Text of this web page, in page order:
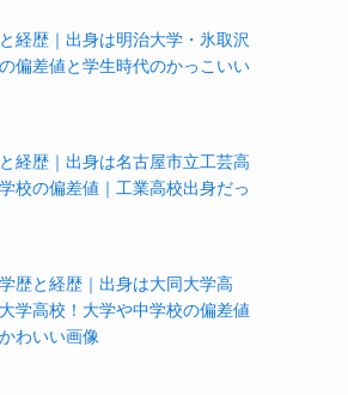
経歴｜出身は明治大学・氷取沢
偏差値と学生時代のかっこいい
経歴｜出身は名古屋市立工芸高
校の偏差値｜工業高校出身だっ
歴と経歴｜出身は大同大学高
学高校！大学や中学校の偏差値
わいい画像